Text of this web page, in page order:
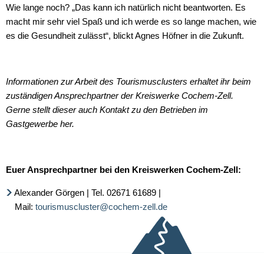
Wie lange noch? „Das kann ich natürlich nicht beantworten. Es
macht mir sehr viel Spaß und ich werde es so lange machen, wie
es die Gesundheit zulässt“, blickt Agnes Höfner in die Zukunft.
Informationen zur Arbeit des Tourismusclusters erhaltet ihr beim
zuständigen Ansprechpartner der Kreiswerke Cochem-Zell.
Gerne stellt dieser auch Kontakt zu den Betrieben im
Gastgewerbe her.
Euer Ansprechpartner bei den Kreiswerken Cochem-Zell:
Alexander Görgen | Tel. 02671 61689 |
Mail: tourismuscluster@cochem-zell.de